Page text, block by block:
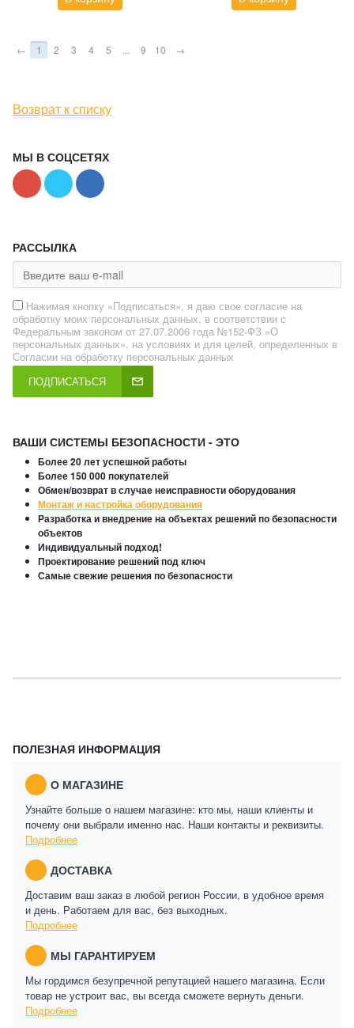
← 1 2 3 4 5 ... 9 10 →
Возврат к списку
МЫ В СОЦСЕТЯХ
РАССЫЛКА
Нажимая кнопку «Подписаться», я даю свое согласие на
обработку моих персональных данных, в соответствии с
Федеральным законом от 27.07.2006 года №152-ФЗ «О
персональных данных», на условиях и для целей, определенных в
Согласии на обработку персональных данных
ПОДПИСАТЬСЯ
ВАШИ СИСТЕМЫ БЕЗОПАСНОСТИ - ЭТО
Более 20 лет успешной работы
Более 150 000 покупателей
Обмен/возврат в случае неисправности оборудования
Монтаж и настройка оборудования
Разработка и внедрение на объектах решений по безопасности
объектов
Индивидуальный подход!
Проектирование решений под ключ
Самые свежие решения по безопасности
ПОЛЕЗНАЯ ИНФОРМАЦИЯ
О МАГАЗИНЕ
Узнайте больше о нашем магазине: кто мы, наши клиенты и
почему они выбрали именно нас. Наши контакты и реквизиты.
Подробнее
ДОСТАВКА
Доставим ваш заказ в любой регион России, в удобное время
и день. Работаем для вас, без выходных.
Подробнее
МЫ ГАРАНТИРУЕМ
Мы гордимся безупречной репутацией нашего магазина. Если
товар не устроит вас, вы всегда сможете вернуть деньги.
Подробнее